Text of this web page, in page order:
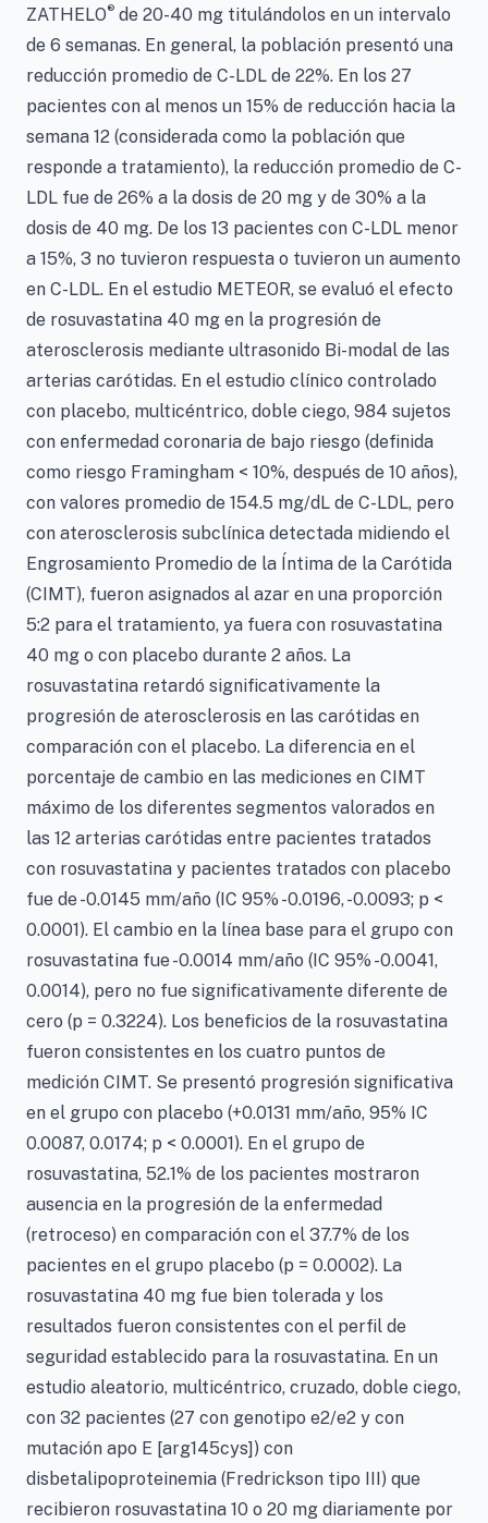
ZATHELO® de 20-40 mg titulándolos en un intervalo
de 6 semanas. En general, la población presentó una
reducción promedio de C-LDL de 22%. En los 27
pacientes con al menos un 15% de reducción hacia la
semana 12 (considerada como la población que
responde a tratamiento), la reducción promedio de C-
LDL fue de 26% a la dosis de 20 mg y de 30% a la
dosis de 40 mg. De los 13 pacientes con C-LDL menor
a 15%, 3 no tuvieron respuesta o tuvieron un aumento
en C-LDL. En el estudio METEOR, se evaluó el efecto
de rosuvastatina 40 mg en la progresión de
aterosclerosis mediante ultrasonido Bi-modal de las
arterias carótidas. En el estudio clínico controlado
con placebo, multicéntrico, doble ciego, 984 sujetos
con enfermedad coronaria de bajo riesgo (definida
como riesgo Framingham < 10%, después de 10 años),
con valores promedio de 154.5 mg/dL de C-LDL, pero
con aterosclerosis subclínica detectada midiendo el
Engrosamiento Promedio de la Íntima de la Carótida
(CIMT), fueron asignados al azar en una proporción
5:2 para el tratamiento, ya fuera con rosuvastatina
40 mg o con placebo durante 2 años. La
rosuvastatina retardó significativamente la
progresión de aterosclerosis en las carótidas en
comparación con el placebo. La diferencia en el
porcentaje de cambio en las mediciones en CIMT
máximo de los diferentes segmentos valorados en
las 12 arterias carótidas entre pacientes tratados
con rosuvastatina y pacientes tratados con placebo
fue de -0.0145 mm/año (IC 95% -0.0196, -0.0093; p <
0.0001). El cambio en la línea base para el grupo con
rosuvastatina fue -0.0014 mm/año (IC 95% -0.0041,
0.0014), pero no fue significativamente diferente de
cero (p = 0.3224). Los beneficios de la rosuvastatina
fueron consistentes en los cuatro puntos de
medición CIMT. Se presentó progresión significativa
en el grupo con placebo (+0.0131 mm/año, 95% IC
0.0087, 0.0174; p < 0.0001). En el grupo de
rosuvastatina, 52.1% de los pacientes mostraron
ausencia en la progresión de la enfermedad
(retroceso) en comparación con el 37.7% de los
pacientes en el grupo placebo (p = 0.0002). La
rosuvastatina 40 mg fue bien tolerada y los
resultados fueron consistentes con el perfil de
seguridad establecido para la rosuvastatina. En un
estudio aleatorio, multicéntrico, cruzado, doble ciego,
con 32 pacientes (27 con genotipo e2/e2 y con
mutación apo E [arg145cys]) con
disbetalipoproteinemia (Fredrickson tipo III) que
recibieron rosuvastatina 10 o 20 mg diariamente por